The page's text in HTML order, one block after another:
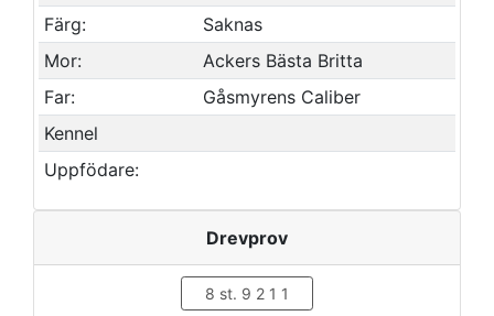
Färg:
Saknas
Mor:
Ackers Bästa Britta
Far:
Gåsmyrens Caliber
Kennel
Uppfödare:
Drevprov
8 st. 9 2 1 1